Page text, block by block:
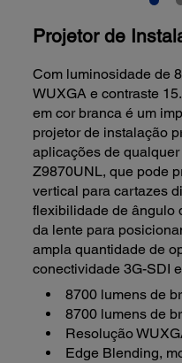
Projetor de
Com luminosidade de
WUXGA e contraste
em cor branca é um
projetor de instalação
aplicações de
Z9870UNL, que pode
vertical para cartazes
flexibilidade de ângulo
da lente para
ampla quantidade de
conectividade 3G-SDI
8700 lumens de
8700 lumens de
Resolução
Edge Blending,